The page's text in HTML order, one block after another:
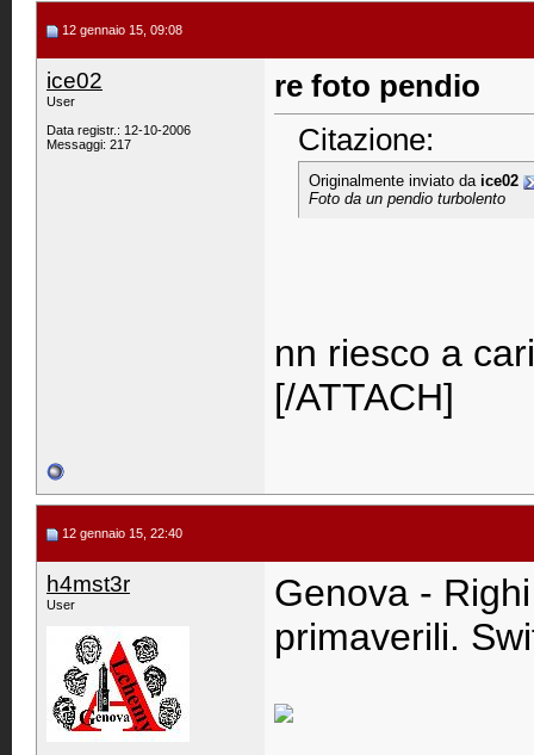
12 gennaio 15, 09:08
ice02
User
Data registr.: 12-10-2006
Messaggi: 217
re foto pendio
Citazione:
Originalmente inviato da ice02
Foto da un pendio turbolento
nn riesco a
[/ATTACH]
12 gennaio 15, 22:40
h4mst3r
User
Genova -
primaverili.